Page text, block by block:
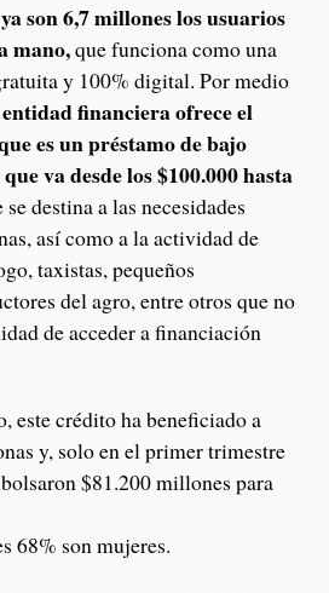
son 6,7 millones los usuarios
mano,que funciona como una
y 100% digital. Por medio
financiera ofrece el
es un préstamo de bajo
va desde los $100.000 hasta
se destina a las necesidades
así como a la actividad de
taxistas, pequeños
del agro, entre otros que no
de acceder a financiación
este crédito ha beneficiado a
y, solo en el primer trimestre
$81.200 millones para
68% son mujeres.